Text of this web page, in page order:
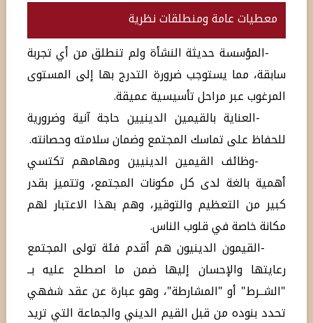
معطيات عامة ومنطلقات نظرية
-المؤسسة حديثة النشأة ولم تنطلق من أي تجربة
سابقة، مما يستوجب ضرورة التدرج بها إلى المستوى
المرغوب عبر مراحل تأسيسية عميقة.
-العناية بالقيمين الدينيين حاجة آنية وضرورية
للحفاظ على تماسك المجتمع وضمان سلامته وحصانته.
-وظائف القيمين الدينيين ومهامهم تكتسي
أهمية بالغة لدى كل مكونات المجتمع، وتتميز بقدر
كبير من التعظيم والتوقير، وهم بهذا الاعتبار لهم
مكانة خاصة في قلوب الناس.
-القيمون الدينيون هم أقدم فئة تولى المجتمع
رعايتها والإحسان إليها ضمن ما اصطلح عليه بــ
"الشــرط" أو "المشارطة"، وهو عبارة عن عقد شفهي
تحدد بنوده من قبل القيم الديني والجماعة التي تريد